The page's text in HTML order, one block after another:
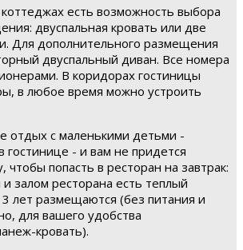
есть возможность выбора
двуспальная кровать или две
Для дополнительного размещения
двуспальный диван. Все номера
В коридорах гостиницы
в любое время можно устроить
отдых с маленькими детьми -
- и вам не придется
чтобы попасть в ресторан на завтрак:
залом ресторана есть теплый
лет размещаются (без питания и
для вашего удобства
кровать).